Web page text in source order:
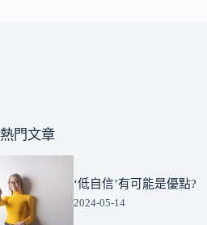
熱門文章
‘低自信’有可能是優點?
2024-05-14